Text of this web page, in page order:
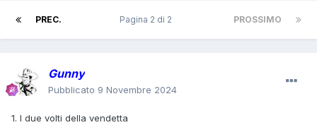
PREC. PROSSIMO
Pagina 2 di 2
Gunny
Pubblicato 9 Novembre 2024
1. I due volti della vendetta